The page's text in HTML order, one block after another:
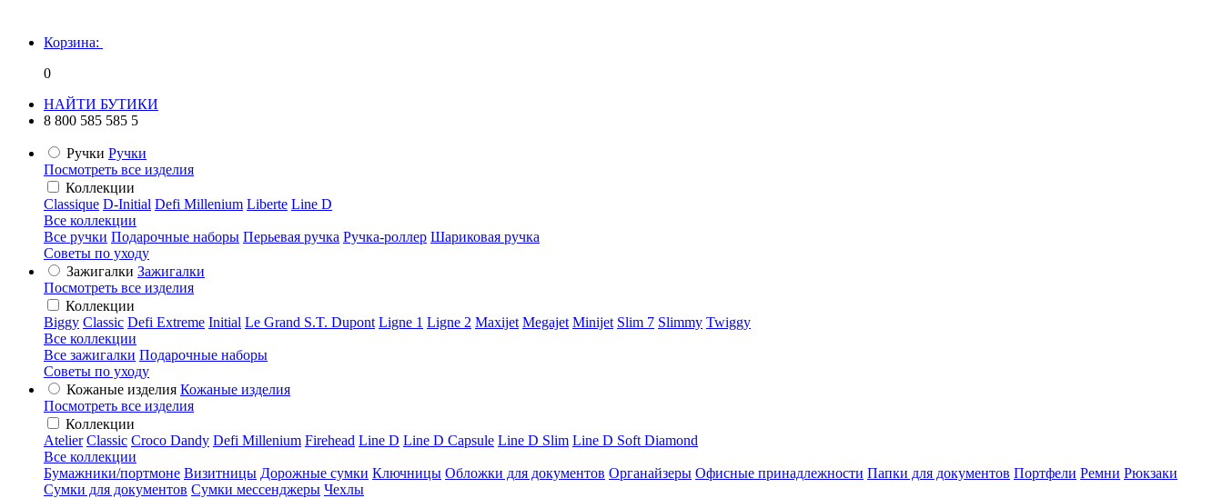
Корзина:
0
НАЙТИ БУТИКИ
8 800 585 585 5
Ручки Ручки
Посмотреть все изделия
Коллекции
Classique D-Initial Defi Millenium Liberte Line D
Все коллекции
Все ручки Подарочные наборы Перьевая ручка Ручка-роллер Шариковая ручка
Советы по уходу
Зажигалки Зажигалки
Посмотреть все изделия
Коллекции
Biggy Classic Defi Extreme Initial Le Grand S.T. Dupont Ligne 1 Ligne 2 Maxijet Megajet Minijet Slim 7 Slimmy Twiggy
Все коллекции
Все зажигалки Подарочные наборы
Советы по уходу
Кожаные изделия Кожаные изделия
Посмотреть все изделия
Коллекции
Atelier Classic Croco Dandy Defi Millenium Firehead Line D Line D Capsule Line D Slim Line D Soft Diamond
Все коллекции
Бумажники/портмоне Визитницы Дорожные сумки Ключницы Обложки для документов Органайзеры Офисные принадлежности Папки для документов Портфели Ремни Рюкзаки
Сумки для документов Сумки мессенджеры Чехлы